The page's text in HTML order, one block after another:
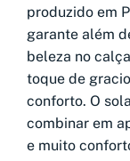
produzido em
garante além
beleza no
toque de
conforto. O
combinar em
e muito